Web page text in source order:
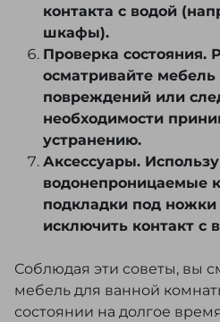
контакта с водой
шкафы).
Проверка состояния.
осматривайте
повреждений или
необходимости
устранению.
Аксессуары.
водонепроницаемые
подкладки под
исключить контакт
Соблюдая эти советы, вы
мебель для ванной
состоянии на долгое